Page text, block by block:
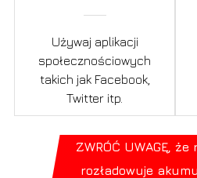
Używaj aplikacji
społecznościowych
takich jak Facebook,
Twitter itp.
ZWRÓĆ UWAGĘ,
rozładowuje